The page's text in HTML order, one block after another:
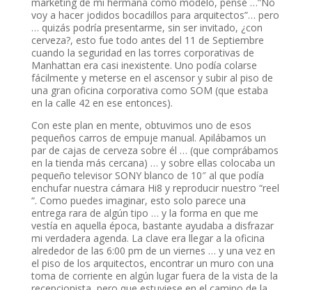
voy a hacer jodidos bocadillos para arquitectos”… pero
… quizás podría presentarme, sin ser invitado, ¿con
cerveza?, esto fue todo antes del 11 de Septiembre
cuando la seguridad en las torres corporativas de
Manhattan era casi inexistente. Uno podía colarse
fácilmente y meterse en el ascensor y subir al piso de
una gran oficina corporativa como SOM (que estaba
en la calle 42 en ese entonces).
Con este plan en mente, obtuvimos uno de esos
pequeños carros de empuje manual. Apilábamos un
par de cajas de cerveza sobre él … (que comprábamos
en la tienda más cercana) … y sobre ellas colocaba un
pequeño televisor SONY blanco de 10″ al que podía
enchufar nuestra cámara Hi8 y reproducir nuestro “reel
“. Como puedes imaginar, esto solo parece una
entrega rara de algún tipo … y la forma en que me
vestía en aquella época, bastante ayudaba a disfrazar
mi verdadera agenda. La clave era llegar a la oficina
alrededor de las 6:00 pm de un viernes … y una vez en
el piso de los arquitectos, encontrar un muro con una
toma de corriente en algún lugar fuera de la vista de la